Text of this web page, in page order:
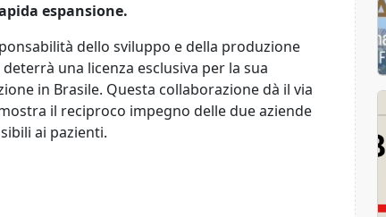
espansione.
dello sviluppo e della produzione
una licenza esclusiva per la sua
in Brasile. Questa collaborazione dà il via
il reciproco impegno delle due aziende
ai pazienti.